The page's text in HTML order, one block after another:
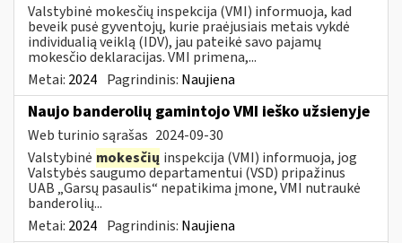
Valstybinė mokesčių inspekcija (VMI) informuoja, kad
beveik pusė gyventojų, kurie praėjusiais metais vykdė
individualią veiklą (IDV), jau pateikė savo pajamų
mokesčio deklaracijas. VMI primena,...
Metai: 2024 Pagrindinis: Naujiena
Naujo banderolių gamintojo VMI ieško užsienyje
Web turinio sąrašas 2024-09-30
Valstybinė mokesčių inspekcija (VMI) informuoja, jog
Valstybės saugumo departamentui (VSD) pripažinus
UAB „Garsų pasaulis“ nepatikima įmone, VMI nutraukė
banderolių...
Metai: 2024 Pagrindinis: Naujiena